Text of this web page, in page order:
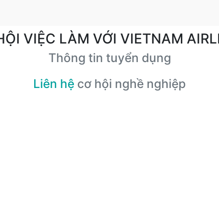
VIỆC LÀM VỚI VIETNAM
Thông tin tuyển dụng
Liên hệ cơ hội nghề nghiệp